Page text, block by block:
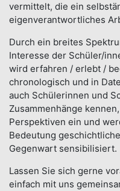
vermittelt, die ein
eigenverantwortliches
Durch ein breites
Interesse der Schüler/
wird erfahren / erlebt /
chronologisch und in
auch Schülerinnen und
Zusammenhänge
Perspektiven ein und
Bedeutung
Gegenwart sensibilisiert.
Lassen Sie sich gerne
einfach mit uns